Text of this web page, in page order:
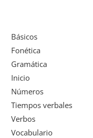
Básicos
Fonética
Gramática
Inicio
Números
Tiempos verbales
Verbos
Vocabulario